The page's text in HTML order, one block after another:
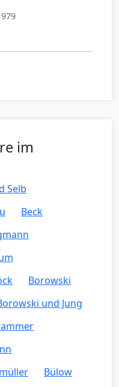
im
Selb
Beck
Borowski
und Jung
Bülow